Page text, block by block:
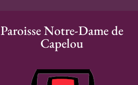
Paroisse Notre-Dame de
Capelou